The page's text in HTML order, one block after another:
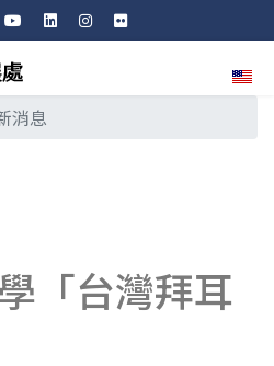
選擇
消息
「台灣拜耳